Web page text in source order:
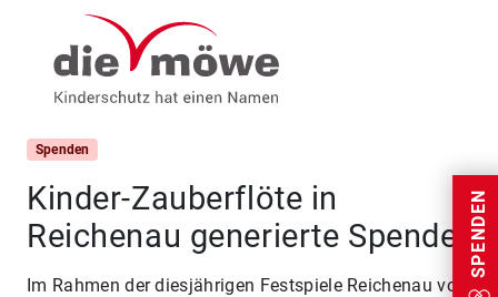
Weiter zum Inhalt
SPENDEN
Spenden
Kinder-Zauberflöte in
Reichenau generierte Spende
Im Rahmen der diesjährigen Festspiele Reichenau von